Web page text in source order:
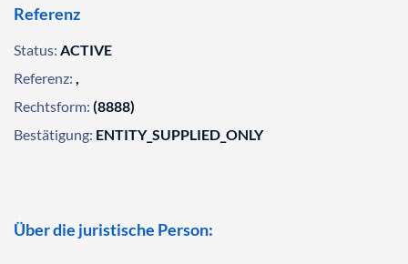
Referenz
Status: ACTIVE
Referenz: ,
Rechtsform: (8888)
Bestätigung: ENTITY_SUPPLIED_ONLY
Über die juristische Person: